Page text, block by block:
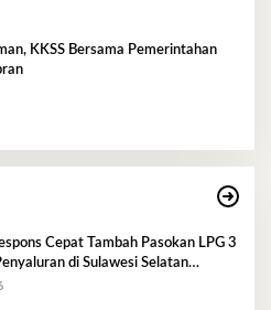
KKSS Bersama Pemerintahan
Cepat Tambah Pasokan LPG 3
di Sulawesi Selatan